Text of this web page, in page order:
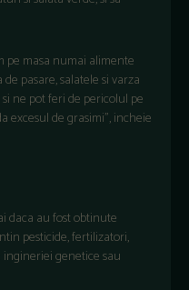
pe masa numai alimente
pasare, salatele si varza
ne pot feri de pericolul pe
excesul de grasimi”, incheie
daca au fost obtinute
pesticide, fertilizatori,
genetice sau